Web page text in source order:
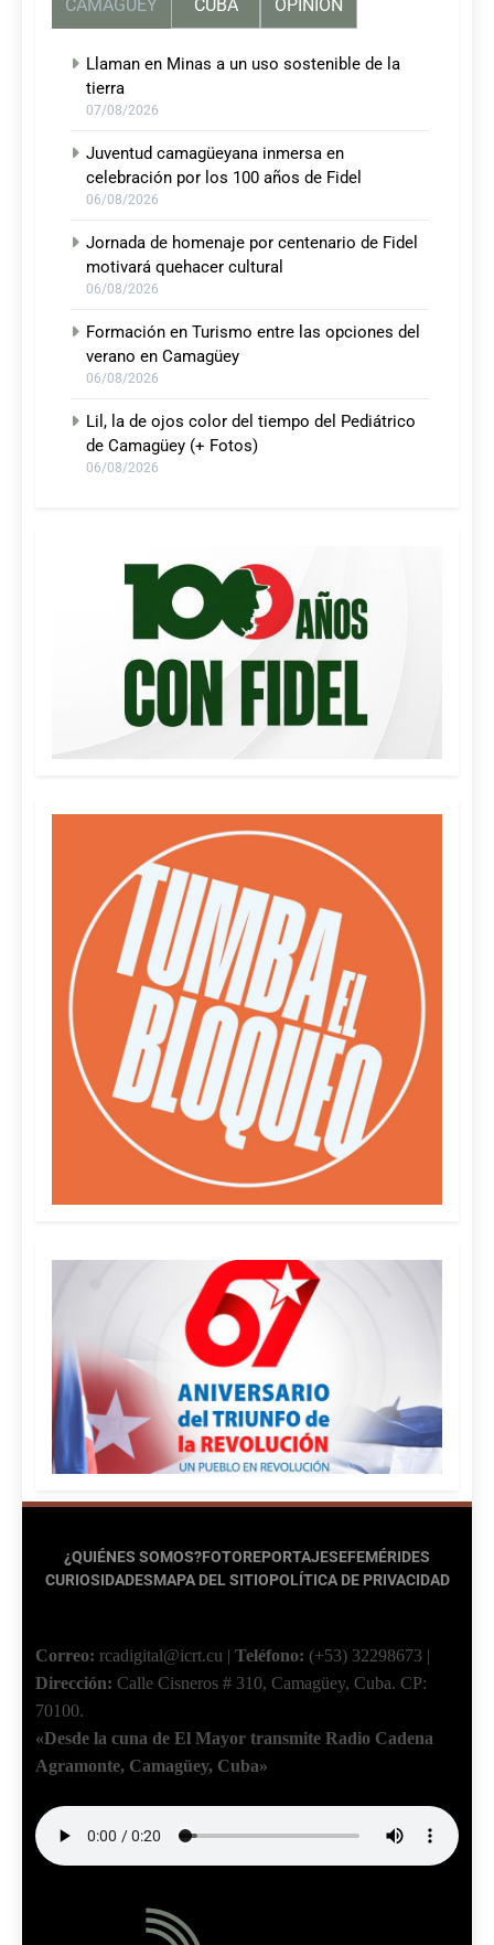
CAMAGUEY CUBA OPINIÓN
Llaman en Minas a un uso sostenible de la
tierra
07/08/2026
Juventud camagüeyana inmersa en
celebración por los 100 años de Fidel
06/08/2026
Jornada de homenaje por centenario de Fidel
motivará quehacer cultural
06/08/2026
Formación en Turismo entre las opciones del
verano en Camagüey
06/08/2026
Lil, la de ojos color del tiempo del Pediátrico
de Camagüey (+ Fotos)
06/08/2026
¿QUIÉNES SOMOS?FOTOREPORTAJESEFEMÉRIDES
CURIOSIDADESMAPA DEL SITIOPOLÍTICA DE PRIVACIDAD
Correo: rcadigital@icrt.cu | Teléfono: (+53) 32298673 |
Dirección: Calle Cisneros # 310, Camagüey, Cuba. CP:
70100.
«Desde la cuna de El Mayor transmite Radio Cadena
Agramonte, Camagüey, Cuba»